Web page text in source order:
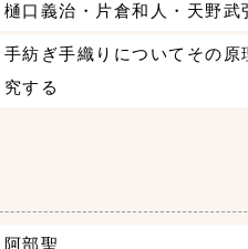
樋口義治・片倉和人・天野武
手紡ぎ手織りについてその
究する
阿部聖